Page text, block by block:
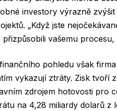
investory výrazně
„Když jste
přizpůsobili vašemu
pohledu však
vykazují ztráty. Zisk tvoří
zdrojem hotovosti pro
na 4,28 miliardy dolarů z